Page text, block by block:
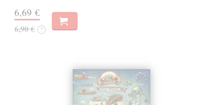
6,69 €
6,90 € ?